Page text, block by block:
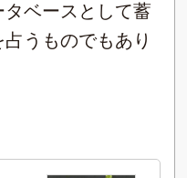
ベースとして蓄
うものでもあり